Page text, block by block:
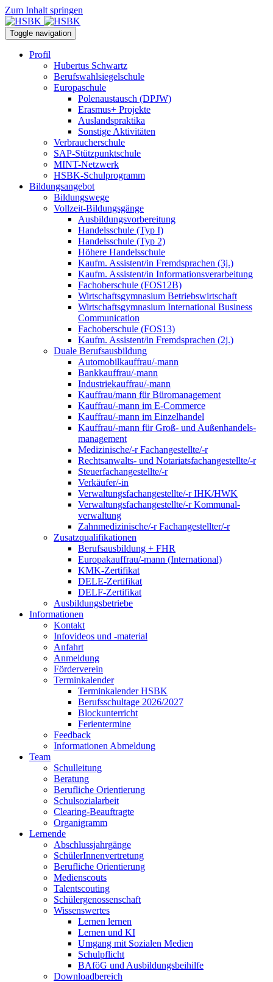
Zum Inhalt springen
Toggle navigation
Profil
Hubertus Schwartz
Berufswahlsiegelschule
Europaschule
Polenaustausch (DPJW)
Erasmus+ Projekte
Auslandspraktika
Sonstige Aktivitäten
Verbraucherschule
SAP-Stützpunktschule
MINT-Netzwerk
HSBK-Schulprogramm
Bildungsangebot
Bildungswege
Vollzeit-Bildungsgänge
Ausbildungsvorbereitung
Handelsschule (Typ I)
Handelsschule (Typ 2)
Höhere Handelsschule
Kaufm. Assistent/in­ Fremdsprachen (3j.)
Kaufm. Assistent/in Informationsverarbeitung
Fachoberschule (FOS12B)
Wirtschaftsgymnasium Betriebswirtschaft
Wirtschaftsgymnasium International Business
Communication
Fachoberschule (FOS13)
Kaufm. Assistent/in Fremdsprachen (2j.)
Duale Berufsausbildung
Automobilkauffrau/-mann
Bankkauffrau/-mann
Industriekauffrau/-mann
Kauffrau/mann für Büromanagement
Kauffrau/-mann im E-Commerce
Kauffrau/-mann im Einzelhandel
Kauffrau/-mann für Groß- und Außen­handels­
manage­ment
Medizinische/-r Fachangestellte/-r
Rechtsanwalts- und Notariatsfachangestellte/-r
Steuerfachangestellte/-r
Verkäufer/-in
Verwaltungs­fach­angestellte/-r IHK/HWK
Verwaltungsfach­angestellte/-r Kommunal­
verwaltung
Zahnmedizinische/-r Fachangestellter/-r
Zusatzqualifikationen
Berufsausbildung + FHR
Europakauffrau/-mann (International)
KMK-Zertifikat
DELE-Zertifikat
DELF-Zertifikat
Ausbildungsbetriebe
Informationen
Kontakt
Infovideos und -material
Anfahrt
Anmeldung
Förderverein
Terminkalender
Terminkalender HSBK
Berufsschultage 2026/2027
Blockunterricht
Ferientermine
Feedback
Informationen Abmeldung
Team
Schulleitung
Beratung
Berufliche Orientierung
Schulsozialarbeit
Clearing-Beauftragte
Organigramm
Lernende
Abschlussjahrgänge
SchülerInnenvertretung
Berufliche Orientierung
Medienscouts
Talentscouting
Schüler­genossen­schaft
Wissenswertes
Lernen lernen
Lernen und KI
Umgang mit Sozialen Medien
Schulpflicht
BAföG und Ausbildungsbeihilfe
Downloadbereich